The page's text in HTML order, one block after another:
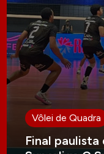
Vôlei de Quadra
Final